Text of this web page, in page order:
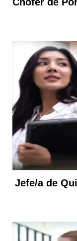
Jefe/a de